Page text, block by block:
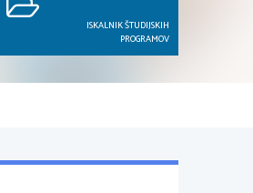
ISKALNIK ŠTUDIJSKIH
PROGRAMOV